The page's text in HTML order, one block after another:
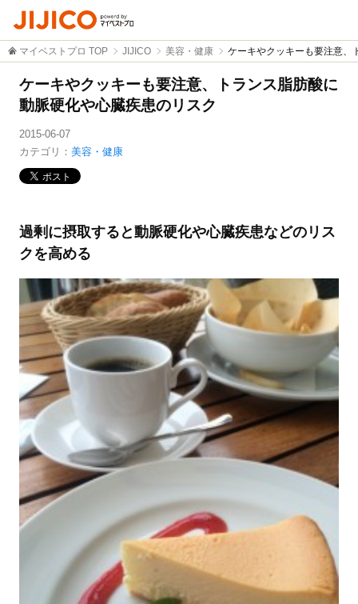
マイベストプロ TOP JIJICO 美容・健康 ケーキやクッキーも要注意、
ケーキやクッキーも要注意、トランス脂肪酸に
動脈硬化や心臓疾患のリスク
2015-06-07
カテゴリ： 美容・健康
過剰に摂取すると動脈硬化や心臓疾患などのリス
クを高める